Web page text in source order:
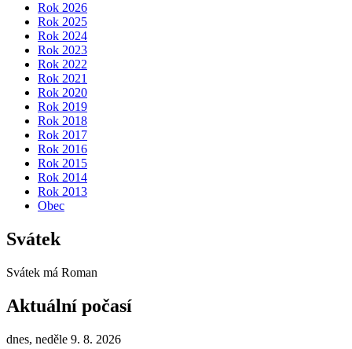
Rok 2026
Rok 2025
Rok 2024
Rok 2023
Rok 2022
Rok 2021
Rok 2020
Rok 2019
Rok 2018
Rok 2017
Rok 2016
Rok 2015
Rok 2014
Rok 2013
Obec
Svátek
Svátek má Roman
Aktuální počasí
dnes, neděle 9. 8. 2026